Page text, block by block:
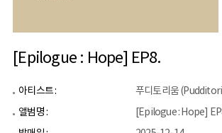
[Epilogue : Hope] EP8.
아티스트 :
푸디토리움
앨범명 :
[Epilogue : Hope]